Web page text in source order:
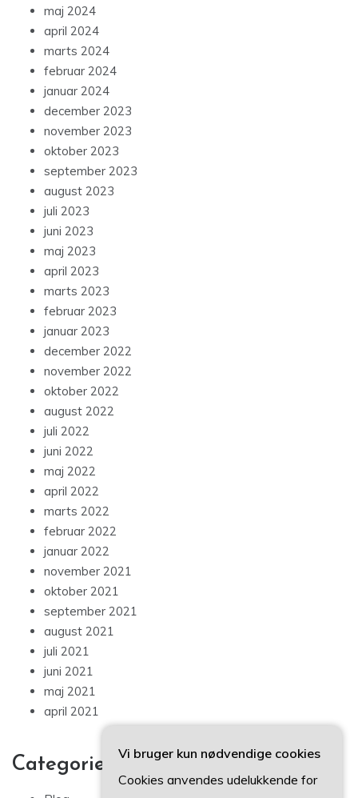
maj 2024
april 2024
marts 2024
februar 2024
januar 2024
december 2023
november 2023
oktober 2023
september 2023
august 2023
juli 2023
juni 2023
maj 2023
april 2023
marts 2023
februar 2023
januar 2023
december 2022
november 2022
oktober 2022
august 2022
juli 2022
juni 2022
maj 2022
april 2022
marts 2022
februar 2022
januar 2022
november 2021
oktober 2021
september 2021
august 2021
juli 2021
juni 2021
maj 2021
april 2021
Categories
Vi bruger kun nødvendige cookies
Cookies anvendes udelukkende for